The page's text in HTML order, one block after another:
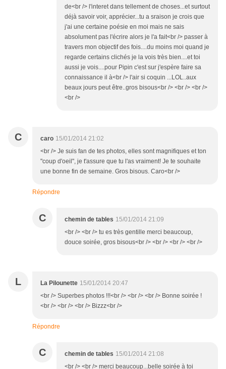
de<br /> l'interet dans tellement de choses...et surtout
déjà savoir voir, apprécier...tu a sraison je crois que
j'ai une certaine poésie en moi mais ne sais
absolument pas l'écrire alors je l'a fait<br /> passer à
travers mon objectif des fois....du moins moi quand je
regarde certains clichés je la vois très bien....et toi
aussi je vois....pour Pipin c'est sur j'espère faire sa
connaissance il à<br /> l'air si coquin ...LOL..aux
beaux jours peut être..gros bisous<br /> <br /> <br />
<br />
C caro 15/01/2014 21:02
<br /> Je suis fan de tes photos, elles sont magnifiques et ton
"coup d'oeil", je t'assure que tu l'as vraiment! Je te souhaite
une bonne fin de semaine. Gros bisous. Caro<br />
Répondre
C chemin de tables 15/01/2014 21:09
<br /> <br /> tu es très gentille merci beaucoup,
douce soirée, gros bisous<br /> <br /> <br /> <br />
L La Pilounette 15/01/2014 20:47
<br /> Superbes photos !!!<br /> <br /> <br /> Bonne soirée !
<br /> <br /> <br /> Bizzz<br />
Répondre
C chemin de tables 15/01/2014 21:08
<br /> <br /> merci beaucoup...belle soirée à toi